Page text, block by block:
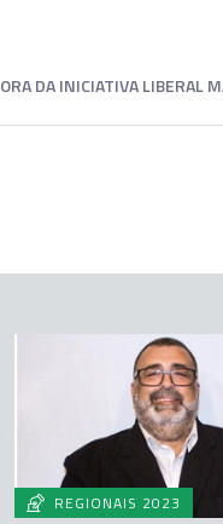
DA INICIATIVA LIBERAL
REGIONAIS 2023